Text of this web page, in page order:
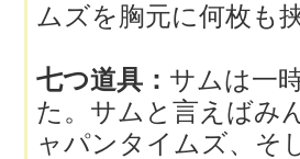
ムズを胸元に何枚も
七つ道具： サムは一
た。サムと言えばみ
ャパンタイムズ、そ